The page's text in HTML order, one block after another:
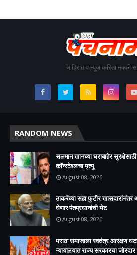
जाहिरात व न्यूज करिता नक्की
RANDOM NEWS
सलमान खानच्या घराबाहेर
कॉन्स्टेबलचा मृत्यू
August 08, 2026
ठाकरेंच्या सहा फुटीर खासदारांनंतर
घेणार पंतप्रधानांची भेट
August 08, 2026
मराठा समाजाला स्वतंत्र आरक्षण
न्यायालयात राज्य सरकारचा जोरदार